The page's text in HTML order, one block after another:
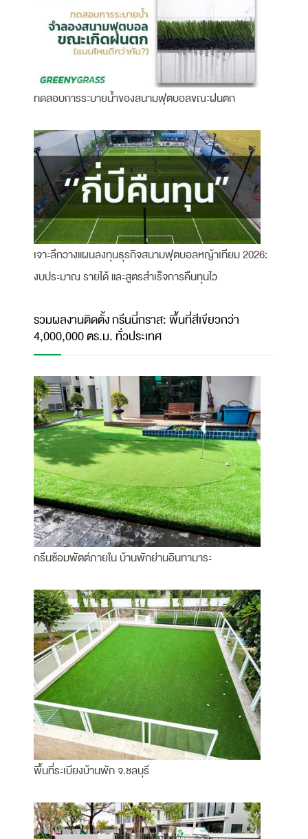
ทดสอบการระบายน้ำของสนามฟุตบอลขณะฝนตก
เจาะลึกวางแผนลงทุนธุรกิจสนามฟุตบอลหญ้าเทียม 2026:
งบประมาณ รายได้ และสูตรสำเร็จการคืนทุนไว
รวมผลงานติดตั้ง กรีนนี่กราส: พื้นที่สีเขียวกว่า
4,000,000 ตร.ม. ทั่วประเทศ
กรีนซ้อมพัตต์ภายใน บ้านพักย่านอินทามาระ
พื้นที่ระเบียงบ้านพัก จ.ชลบุรี